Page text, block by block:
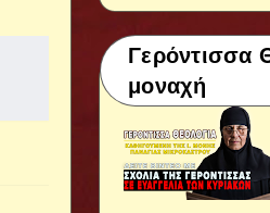
Γερόντισσα
μοναχή